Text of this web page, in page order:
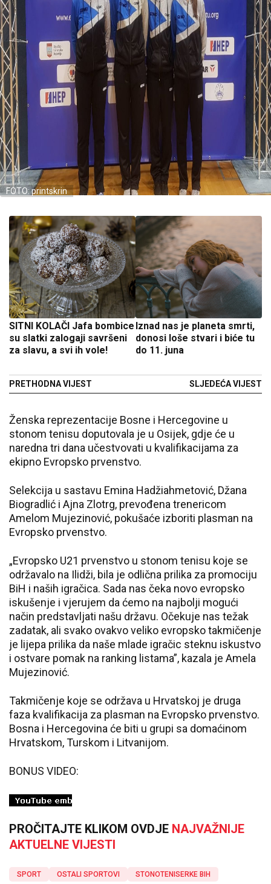
FOTO: printskrin
SITNI KOLAČI Jafa bombice
su slatki zalogaji savršeni
za slavu, a svi ih vole!
PRETHODNA VIJEST
Iznad nas je planeta smrti,
donosi loše stvari i biće tu
do 11. juna
SLJEDEĆA VIJEST
Ženska reprezentacije Bosne i Hercegovine u
stonom tenisu doputovala je u Osijek, gdje će u
naredna tri dana učestvovati u kvalifikacijama za
ekipno Evropsko prvenstvo.
Selekcija u sastavu Emina Hadžiahmetović, Džana
Biogradlić i Ajna Zlotrg, prevođena trenericom
Amelom Mujezinović, pokušaće izboriti plasman na
Evropsko prvenstvo.
„Evropsko U21 prvenstvo u stonom tenisu koje se
održavalo na Ilidži, bila je odlična prilika za promociju
BiH i naših igračica. Sada nas čeka novo evropsko
iskušenje i vjerujem da ćemo na najbolji mogući
način predstavljati našu državu. Očekuje nas težak
zadatak, ali svako ovakvo veliko evropsko takmičenje
je lijepa prilika da naše mlade igračic steknu iskustvo
i ostvare pomak na ranking listama”, kazala je Amela
Mujezinović.
Takmičenje koje se održava u Hrvatskoj je druga
faza kvalifikacija za plasman na Evropsko prvenstvo.
Bosna i Hercegovina će biti u grupi sa domaćinom
Hrvatskom, Turskom i Litvanijom.
BONUS VIDEO:
PROČITAJTE KLIKOM OVDJE NAJVAŽNIJE
AKTUELNE VIJESTI
SPORT OSTALI SPORTOVI STONOTENISERKE BIH